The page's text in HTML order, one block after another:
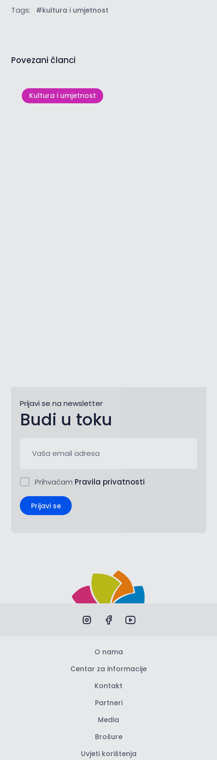
Tags: #kultura i umjetnost
Povezani članci
Kultura i umjetnost
Prijavi se na newsletter
Budi u toku
Prihvaćam Pravila privatnosti
Prijavi se
O nama
Centar za informacije
Kontakt
Partneri
Media
Brošure
Uvjeti korištenja